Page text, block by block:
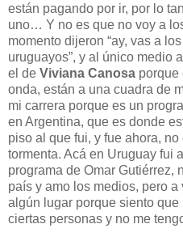
están pagando por ir, por lo
uno… Y no es que no voy a
momento dijeron “ay, vas a
uruguayos”, y al único medio
el de Viviana Canosa porque
onda, están a una cuadra de
mi carrera porque es un
en Argentina, que es donde
piso al que fui, y fue ahora,
tormenta. Acá en Uruguay fui a
programa de Omar
país y amo los medios, pero
algún lugar porque siento
ciertas personas y no me